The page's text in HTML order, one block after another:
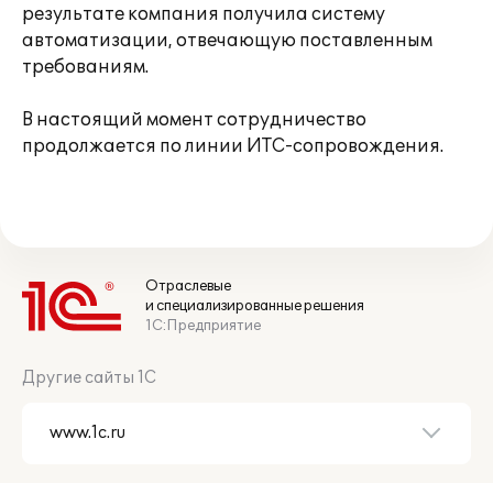
результате компания получила систему
автоматизации, отвечающую поставленным
требованиям.
В настоящий момент сотрудничество
продолжается по линии ИТС-сопровождения.
Отраслевые
и специализированные решения
1С:Предприятие
Другие сайты 1С